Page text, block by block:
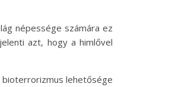
népessége számára ez
azt, hogy a himlővel
bioterrorizmus lehetősége